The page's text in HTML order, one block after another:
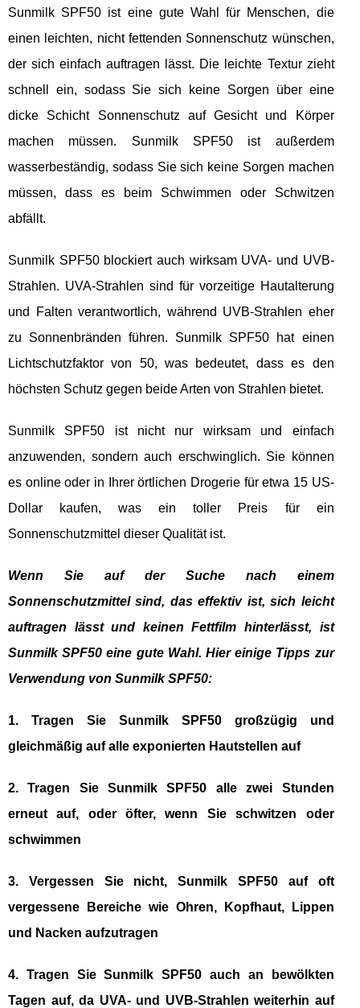
Sunmilk SPF50 ist eine gute Wahl für Menschen, die
einen leichten, nicht fettenden Sonnenschutz wünschen,
der sich einfach auftragen lässt. Die leichte Textur zieht
schnell ein, sodass Sie sich keine Sorgen über eine
dicke Schicht Sonnenschutz auf Gesicht und Körper
machen müssen. Sunmilk SPF50 ist außerdem
wasserbeständig, sodass Sie sich keine Sorgen machen
müssen, dass es beim Schwimmen oder Schwitzen
abfällt.
Sunmilk SPF50 blockiert auch wirksam UVA- und UVB-
Strahlen. UVA-Strahlen sind für vorzeitige Hautalterung
und Falten verantwortlich, während UVB-Strahlen eher
zu Sonnenbränden führen. Sunmilk SPF50 hat einen
Lichtschutzfaktor von 50, was bedeutet, dass es den
höchsten Schutz gegen beide Arten von Strahlen bietet.
Sunmilk SPF50 ist nicht nur wirksam und einfach
anzuwenden, sondern auch erschwinglich. Sie können
es online oder in Ihrer örtlichen Drogerie für etwa 15 US-
Dollar kaufen, was ein toller Preis für ein
Sonnenschutzmittel dieser Qualität ist.
Wenn Sie auf der Suche nach einem
Sonnenschutzmittel sind, das effektiv ist, sich leicht
auftragen lässt und keinen Fettfilm hinterlässt, ist
Sunmilk SPF50 eine gute Wahl. Hier einige Tipps zur
Verwendung von Sunmilk SPF50:
1. Tragen Sie Sunmilk SPF50 großzügig und
gleichmäßig auf alle exponierten Hautstellen auf
2. Tragen Sie Sunmilk SPF50 alle zwei Stunden
erneut auf, oder öfter, wenn Sie schwitzen oder
schwimmen
3. Vergessen Sie nicht, Sunmilk SPF50 auf oft
vergessene Bereiche wie Ohren, Kopfhaut, Lippen
und Nacken aufzutragen
4. Tragen Sie Sunmilk SPF50 auch an bewölkten
Tagen auf, da UVA- und UVB-Strahlen weiterhin auf